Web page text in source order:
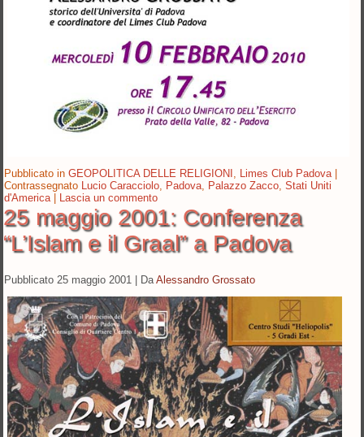
Pubblicato in GEOPOLITICA DELLE RELIGIONI Limes Club Padova |
Contrassegnato Lucio Caracciolo Padova Palazzo Zacco ,Stati Uniti
d'America | Lascia un commento
25 maggio 2001: Conferenza
“L’Islam e il Graal” a Padova
Pubblicato 25 maggio 2001 | Da Alessandro Grossato